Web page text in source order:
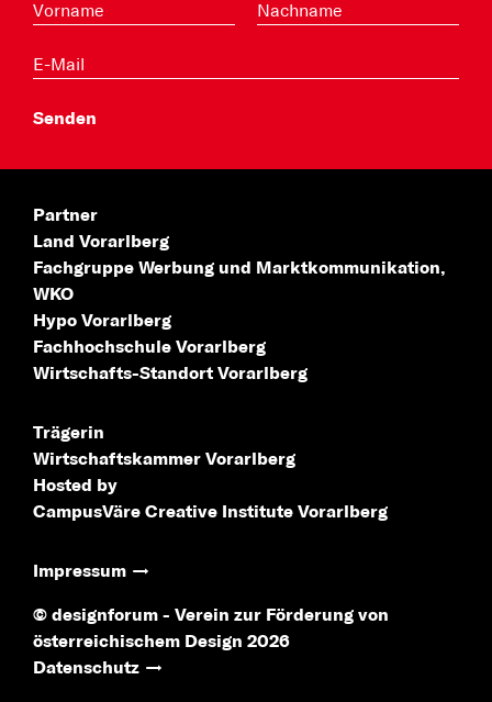
Partner
Land Vorarlberg
Fachgruppe Werbung und Marktkommunikation,
WKO
Hypo Vorarlberg
Fachhochschule Vorarlberg
Wirtschafts-Standort Vorarlberg
Trägerin
Wirtschaftskammer Vorarlberg
Hosted by
CampusVäre Creative Institute Vorarlberg
Impressum
© designforum - Verein zur Förderung von
österreichischem Design 2026
Datenschutz